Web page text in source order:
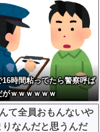
16時間粘ってたら警察呼ば
がｗｗｗｗｗｗ
て全員おもんないや
なんだと思うんだ